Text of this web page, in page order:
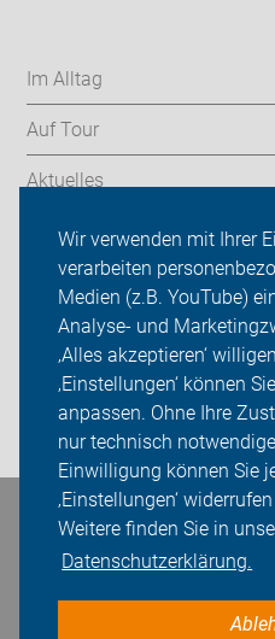
Wir verwenden mit Ihrer
verarbeiten
Medien (z.B. YouTube)
Analyse- und
‚Alles akzeptieren‘
‚Einstellungen‘ können
anpassen. Ohne Ihre
nur technisch
Einwilligung können Sie
‚Einstellungen‘
Weitere finden Sie in
Datenschutzerklärung.
Im Alltag
Auf Tour
Aktuelles
Über uns
Mitgliedschaft
Fachwissen
Presse
Login
Bleiben Sie in Kontakt